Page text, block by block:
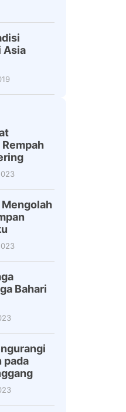
Asia
Bahari
pada